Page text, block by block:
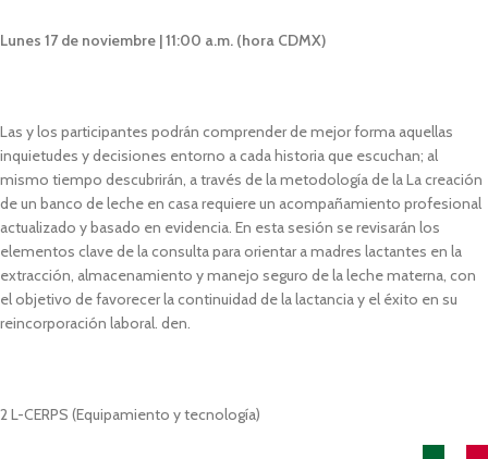
Lunes 17 de noviembre | 11:00 a.m. (hora CDMX)
Las y los participantes podrán comprender de mejor forma aquellas
inquietudes y decisiones entorno a cada historia que escuchan; al
mismo tiempo descubrirán, a través de la metodología de la La creación
de un banco de leche en casa requiere un acompañamiento profesional
actualizado y basado en evidencia. En esta sesión se revisarán los
elementos clave de la consulta para orientar a madres lactantes en la
extracción, almacenamiento y manejo seguro de la leche materna, con
el objetivo de favorecer la continuidad de la lactancia y el éxito en su
reincorporación laboral. den.
2 L-CERPS (Equipamiento y tecnología)